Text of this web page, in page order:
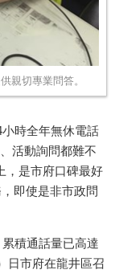
親切專業問答。
時全年無休電話
活動詢問都難不
，是市府口碑最好
即使是非市政問
累積通話量已高達
日市府在龍井區召